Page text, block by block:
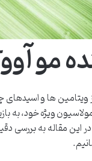
مو
ها و اسیدهای
ویژه خود، به
مقاله به بررسی